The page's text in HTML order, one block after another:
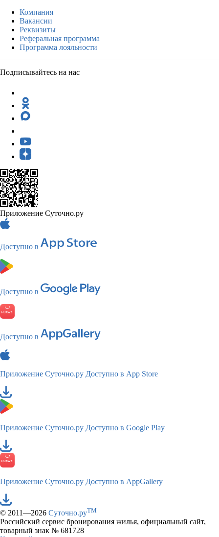
Компания
Вакансии
Реквизиты
Реферальная программа
Программа лояльности
Подписывайтесь на нас
Приложение Суточно.ру
Доступно в
Доступно в
Доступно в
Приложение Суточно.ру Доступно в App Store
Приложение Суточно.ру Доступно в Google Play
Приложение Суточно.ру Доступно в AppGallery
© 2011—2026 Суточно.руTM
Российский сервис бронирования жилья, официальный сайт,
товарный знак № 681728